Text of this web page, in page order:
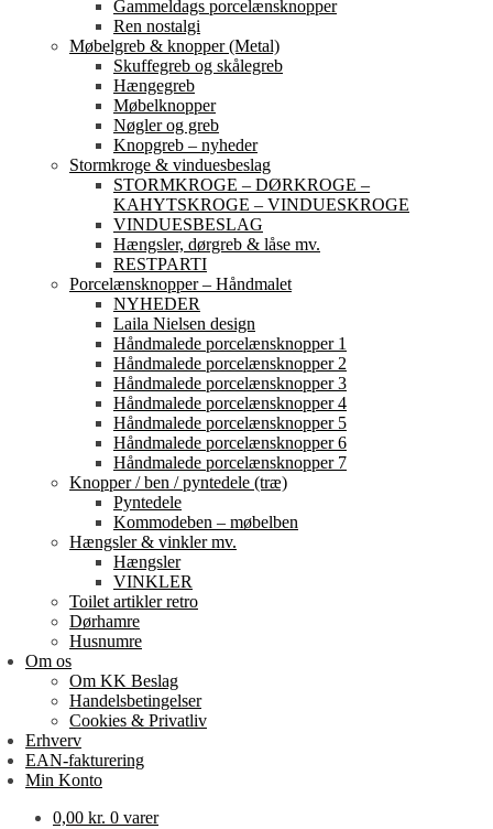
Gammeldags porcelænsknopper
Ren nostalgi
Møbelgreb & knopper (Metal)
Skuffegreb og skålegreb
Hængegreb
Møbelknopper
Nøgler og greb
Knopgreb – nyheder
Stormkroge & vinduesbeslag
STORMKROGE – DØRKROGE –
KAHYTSKROGE – VINDUESKROGE
VINDUESBESLAG
Hængsler, dørgreb & låse mv.
RESTPARTI
Porcelænsknopper – Håndmalet
NYHEDER
Laila Nielsen design
Håndmalede porcelænsknopper 1
Håndmalede porcelænsknopper 2
Håndmalede porcelænsknopper 3
Håndmalede porcelænsknopper 4
Håndmalede porcelænsknopper 5
Håndmalede porcelænsknopper 6
Håndmalede porcelænsknopper 7
Knopper / ben / pyntedele (træ)
Pyntedele
Kommodeben – møbelben
Hængsler & vinkler mv.
Hængsler
VINKLER
Toilet artikler retro
Dørhamre
Husnumre
Om os
Om KK Beslag
Handelsbetingelser
Cookies & Privatliv
Erhverv
EAN-fakturering
Min Konto
0,00 kr. 0 varer